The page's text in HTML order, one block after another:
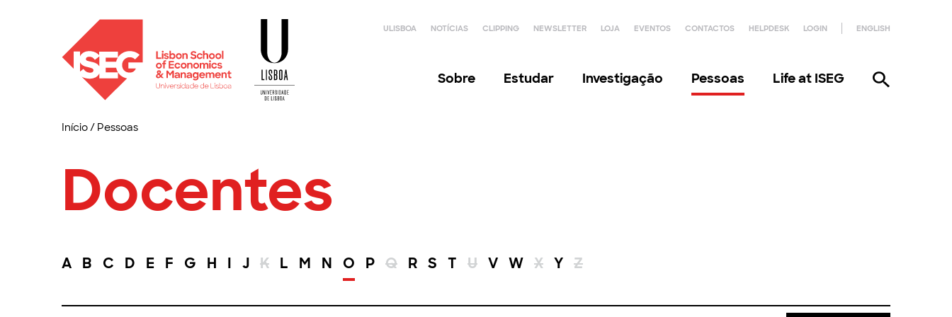
ULISBOA NOTÍCIAS CLIPPING NEWSLETTER LOJA EVENTOS CONTACTOS HELPDESK LOGIN ENGLISH
Sobre Estudar Investigação Pessoas Life at ISEG
Início/ Pessoas
Docentes
A B C D E F G H I J K L M N O P Q R S T U V W X Y Z